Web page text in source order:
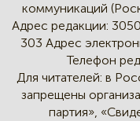
коммуникаций
Адрес редакции:
303 Адрес
Телефон
Для читателей: в
запрещены
партия»,